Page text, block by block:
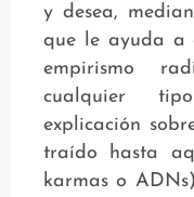
y desea,
que le ayuda a
empirismo
cualquier
explicación
traído hasta
karmas o